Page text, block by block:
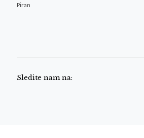
Piran
Sledite nam na: